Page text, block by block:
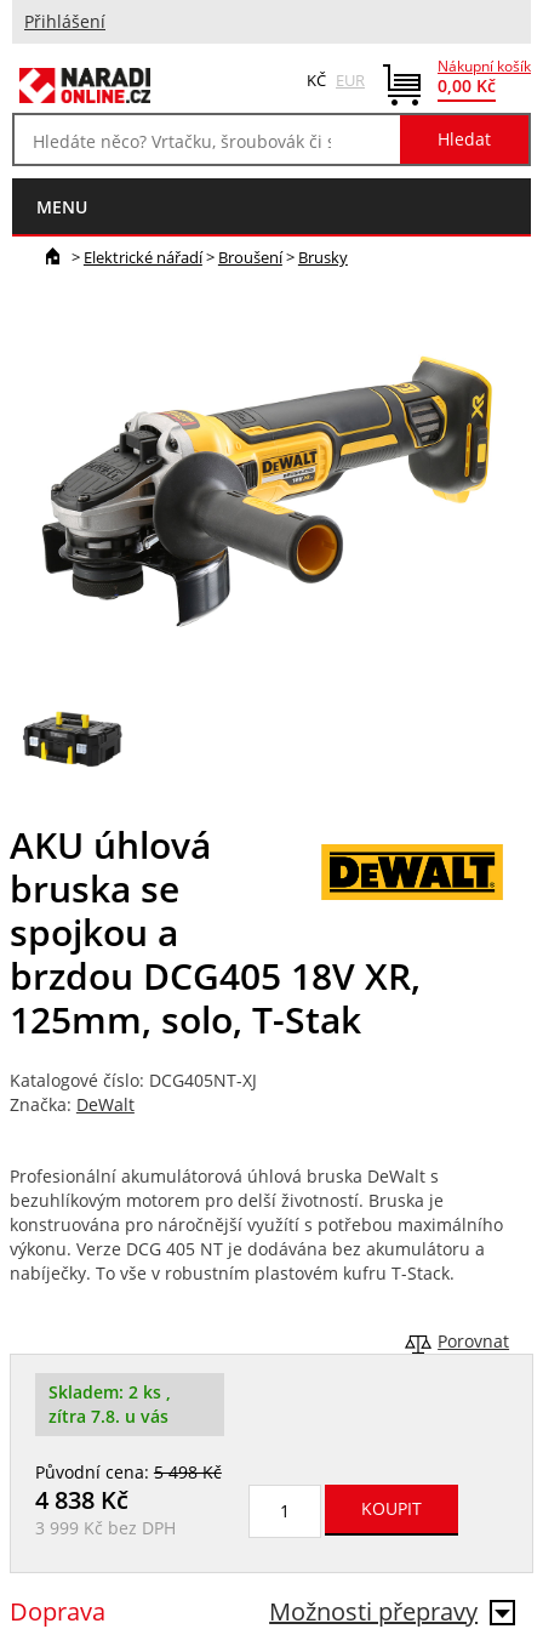
Přihlášení
Nákupní košík
0,00 Kč
KČ EUR
MENU
> Elektrické nářadí> Broušení> Brusky
AKU úhlová
bruska se
spojkou a
brzdou DCG405 18V XR,
125mm, solo, T-Stak
Katalogové číslo: DCG405NT-XJ
Značka: DeWalt
Profesionální akumulátorová úhlová bruska DeWalt s
bezuhlíkovým motorem pro delší životností. Bruska je
konstruována pro náročnější využítí s potřebou maximálního
výkonu. Verze DCG 405 NT je dodávána bez akumulátoru a
nabíječky. To vše v robustním plastovém kufru T-Stack.
Porovnat
Skladem: 2 ks ,
zítra 7.8. u vás
Původní cena:5 498 Kč
4 838Kč
3 999 Kč bez DPH
Možnosti přepravy
Doprava